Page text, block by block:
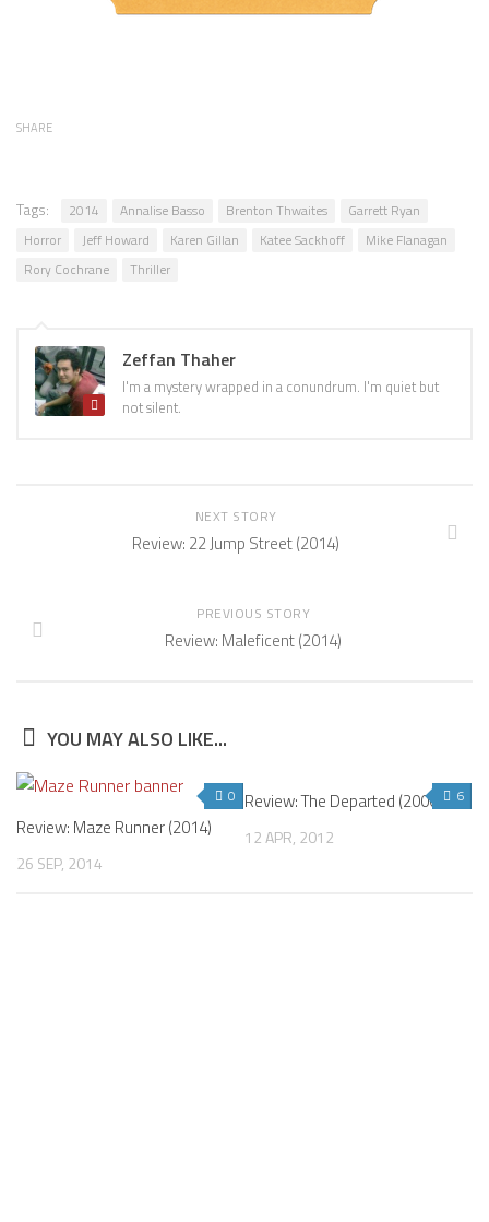
SHARE
Tags: 2014 Annalise Basso Brenton Thwaites
Garrett Ryan
Horror
Jeff Howard Karen Gillan Katee Sackhoff
Mike Flanagan
Rory Cochrane
Thriller
Zeffan Thaher
I'm a mystery wrapped in a conundrum. I'm quiet but
not silent.
NEXT STORY
Review: 22 Jump Street (2014)
PREVIOUS STORY
Review: Maleficent (2014)
YOU MAY ALSO LIKE...
0
Review: Maze Runner (2014)
26 SEP, 2014
6
Review: The Departed (2006)
12 APR, 2012